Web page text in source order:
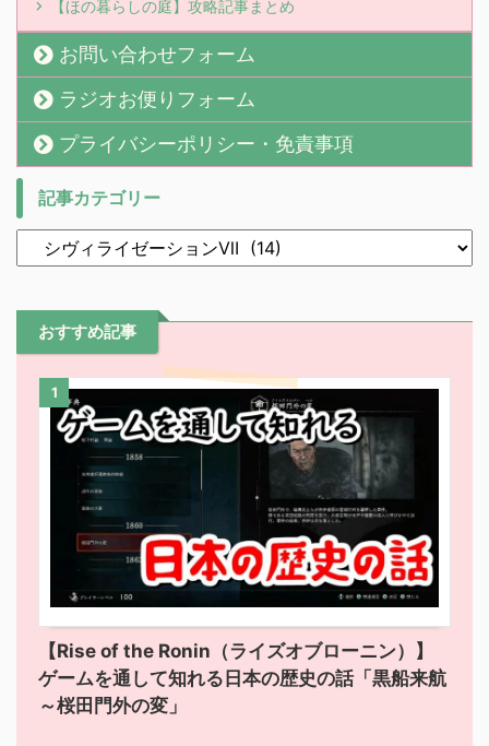
【ほの暮らしの庭】攻略記事まとめ
お問い合わせフォーム
ラジオお便りフォーム
プライバシーポリシー・免責事項
記事カテゴリー
おすすめ記事
1
【Rise of the Ronin（ライズオブローニン）】
ゲームを通して知れる日本の歴史の話「黒船来航
～桜田門外の変」